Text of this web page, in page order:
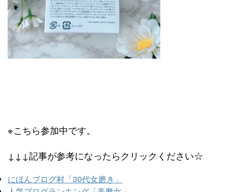
※こちら参加中です。
↓↓↓記事が参考になったらクリックください☆
にほんブログ村「30代女磨き」